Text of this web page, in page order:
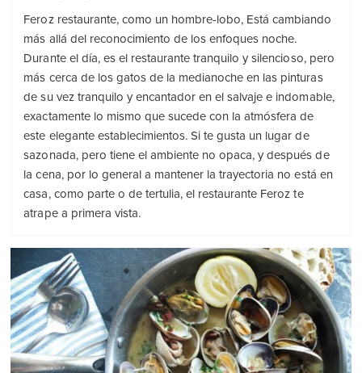
Feroz restaurante, como un hombre-lobo, Está cambiando
más allá del reconocimiento de los enfoques noche.
Durante el día, es el restaurante tranquilo y silencioso, pero
más cerca de los gatos de la medianoche en las pinturas
de su vez tranquilo y encantador en el salvaje e indomable,
exactamente lo mismo que sucede con la atmósfera de
este elegante establecimientos. Si te gusta un lugar de
sazonada, pero tiene el ambiente no opaca, y después de
la cena, por lo general a mantener la trayectoria no está en
casa, como parte o de tertulia, el restaurante Feroz te
atrape a primera vista.